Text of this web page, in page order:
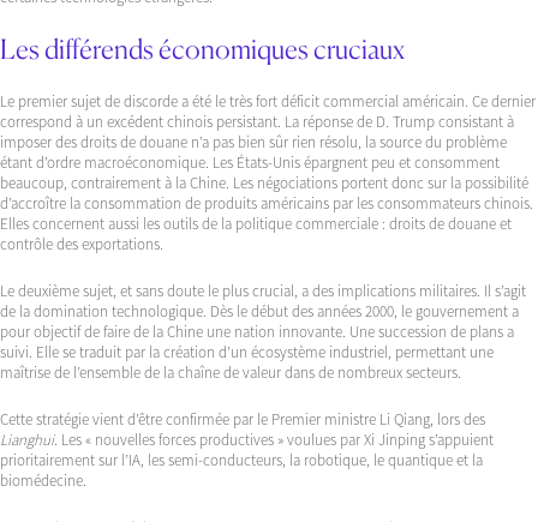
Les différends économiques cruciaux
Le premier sujet de discorde a été le très fort déficit commercial américain. Ce dernier
correspond à un excédent chinois persistant. La réponse de D. Trump consistant à
imposer des droits de douane n’a pas bien sûr rien résolu, la source du problème
étant d’ordre macroéconomique. Les États-Unis épargnent peu et consomment
beaucoup, contrairement à la Chine. Les négociations portent donc sur la possibilité
d’accroître la consommation de produits américains par les consommateurs chinois.
Elles concernent aussi les outils de la politique commerciale : droits de douane et
contrôle des exportations.
Le deuxième sujet, et sans doute le plus crucial, a des implications militaires. Il s’agit
de la domination technologique. Dès le début des années 2000, le gouvernement a
pour objectif de faire de la Chine une nation innovante. Une succession de plans a
suivi. Elle se traduit par la création d’un écosystème industriel, permettant une
maîtrise de l’ensemble de la chaîne de valeur dans de nombreux secteurs.
Cette stratégie vient d’être confirmée par le Premier ministre Li Qiang, lors des
Lianghui. Les « nouvelles forces productives » voulues par Xi Jinping s’appuient
prioritairement sur l’IA, les semi-conducteurs, la robotique, le quantique et la
biomédecine.